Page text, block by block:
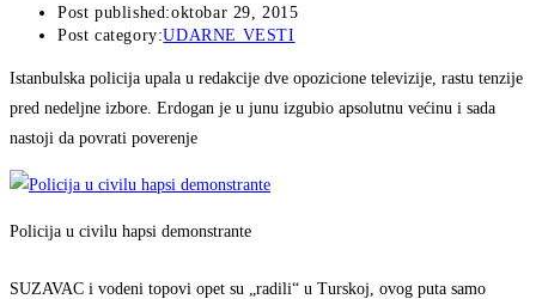
Post published:oktobar 29, 2015
Post category:UDARNE VESTI
Istanbulska policija upala u redakcije dve opozicione televizije, rastu tenzije
pred nedeljne izbore. Erdogan je u junu izgubio apsolutnu većinu i sada
nastoji da povrati poverenje
Policija u civilu hapsi demonstrante
SUZAVAC i vodeni topovi opet su „radili“ u Turskoj, ovog puta samo